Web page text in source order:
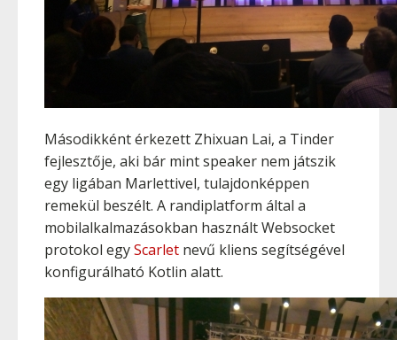
Másodikként érkezett Zhixuan Lai, a Tinder
fejlesztője, aki bár mint speaker nem játszik
egy ligában Marlettivel, tulajdonképpen
remekül beszélt. A randiplatform által a
mobilalkalmazásokban használt Websocket
protokol egyScarlet nevű kliens segítségével
konfigurálható Kotlin alatt.